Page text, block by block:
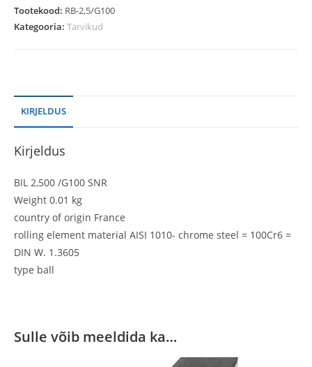
Tootekood: RB-2,5/G100
Kategooria: Tarvikud
KIRJELDUS
Kirjeldus
BIL 2,500 /G100 SNR
Weight 0.01 kg
country of origin France
rolling element material AISI 1010- chrome steel = 100Cr6 =
DIN W. 1.3605
type ball
Sulle võib meeldida ka…